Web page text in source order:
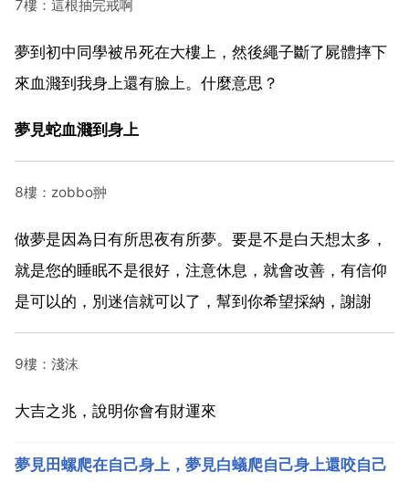
7樓：這根抽完戒啊
夢到初中同學被吊死在大樓上，然後繩子斷了屍體摔下
來血濺到我身上還有臉上。什麼意思？
夢見蛇血濺到身上
8樓：zobbo翀
做夢是因為日有所思夜有所夢。要是不是白天想太多，
就是您的睡眠不是很好，注意休息，就會改善，有信仰
是可以的，別迷信就可以了，幫到你希望採納，謝謝
9樓：淺沫
大吉之兆，說明你會有財運來
夢見田螺爬在自己身上，夢見白蟻爬自己身上還咬自己